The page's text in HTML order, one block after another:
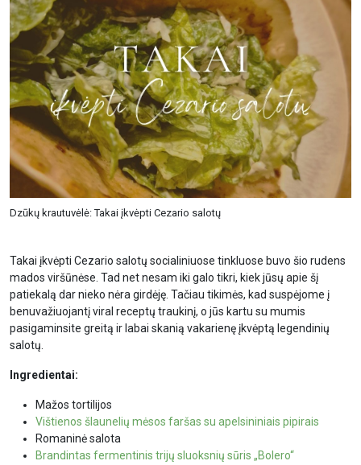
Dzūkų krautuvėlė: Takai įkvėpti Cezario salotų
Takai įkvėpti Cezario salotų socialiniuose tinkluose buvo šio rudens
mados viršūnėse. Tad net nesam iki galo tikri, kiek jūsų apie šį
patiekalą dar nieko nėra girdėję. Tačiau tikimės, kad suspėjome į
benuvažiuojantį viral receptų traukinį, o jūs kartu su mumis
pasigaminsite greitą ir labai skanią vakarienę įkvėptą legendinių
salotų.
Ingredientai:
Mažos tortilijos
Vištienos šlaunelių mėsos faršas su apelsininiais pipirais
Romaninė salota
Brandintas fermentinis trijų sluoksnių sūris „Bolero“